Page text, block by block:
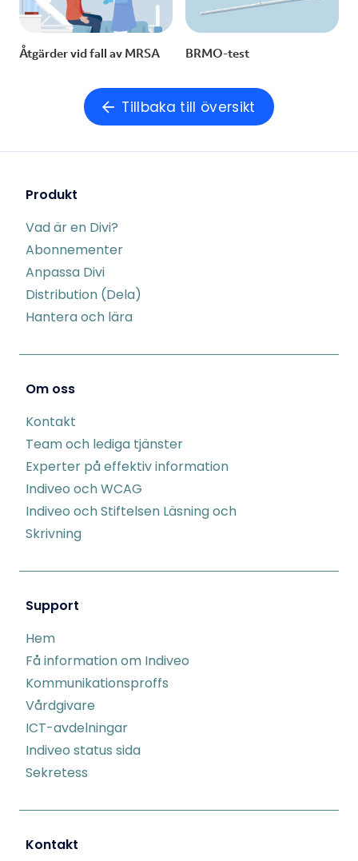
Åtgärder vid fall av MRSA BRMO-test
Tillbaka till översikt
Produkt
Vad är en Divi?
Abonnementer
Anpassa Divi
Distribution (Dela)
Hantera och lära
Om oss
Kontakt
Team och lediga tjänster
Experter på effektiv information
Indiveo och WCAG
Indiveo och Stiftelsen Läsning och
Skrivning
Support
Hem
Få information om Indiveo
Kommunikationsproffs
Vårdgivare
ICT-avdelningar
Indiveo status sida
Sekretess
Kontakt